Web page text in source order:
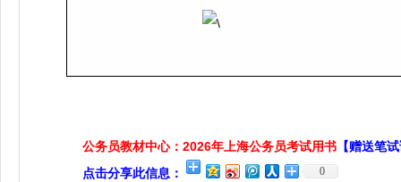
公务员教材中心：2026年上海公务员考试用书 【赠送笔
点击分享此信息：
0